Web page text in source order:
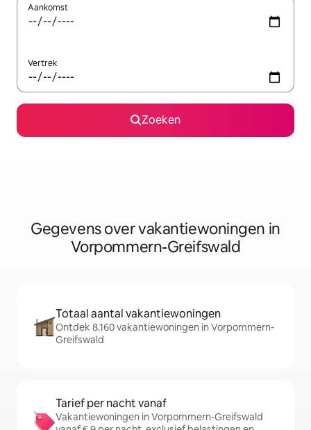
Aankomst
Vertrek
Zoeken
Gegevens over vakantiewoningen in
Vorpommern-Greifswald
Totaal aantal vakantiewoningen
Ontdek 8.160 vakantiewoningen in Vorpommern-
Greifswald
Tarief per nacht vanaf
Vakantiewoningen in Vorpommern-Greifswald